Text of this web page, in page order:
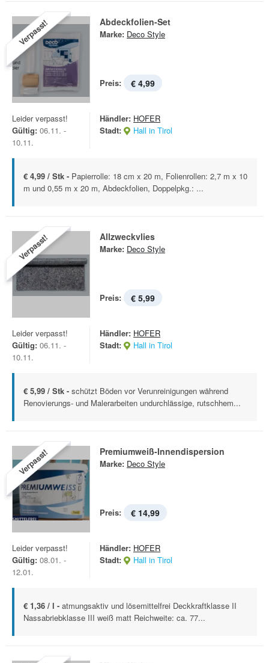
Verpasst! Abdeckfolien-Set
Marke: Deco Style
Preis: € 4,99
Leider verpasst!
Gültig: 06.11. -
10.11.
Händler: HOFER
Stadt:
Hall in Tirol
€ 4,99 / Stk - Papierrolle: 18 cm x 20 m, Folienrollen: 2,7 m x 10
m und 0,55 m x 20 m, Abdeckfolien, Doppelpkg.: ...
Verpasst! Allzweckvlies
Marke: Deco Style
Preis: € 5,99
Leider verpasst!
Gültig: 06.11. -
10.11.
Händler: HOFER
Stadt:
Hall in Tirol
€ 5,99 / Stk - schützt Böden vor Verunreinigungen während
Renovierungs- und Malerarbeiten undurchlässige, rutschhem...
Verpasst! Premiumweiß-Innendispersion
Marke: Deco Style
Preis: € 14,99
Leider verpasst!
Gültig: 08.01. -
12.01.
Händler: HOFER
Stadt:
Hall in Tirol
€ 1,36 / l - atmungsaktiv und lösemittelfrei Deckkraftklasse II
Nassabriebklasse III weiß matt Reichweite: ca. 77...